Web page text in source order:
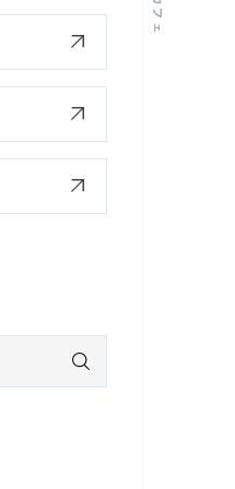
カフェ